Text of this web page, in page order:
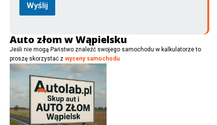
Wyślij
Auto złom w Wąpielsku
Jeśli nie mogą Państwo znaleźć swojego samochodu w kalkulatorze to
proszę skorzystać z wyceny samochodu